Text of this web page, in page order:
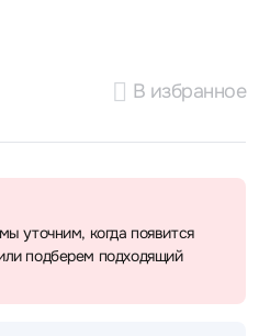
В избранное
уточним, когда появится
подберем подходящий